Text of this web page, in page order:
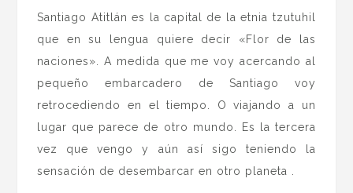
Santiago Atitlán es la capital de la etnia tzutuhil
que en su lengua quiere decir «Flor de las
naciones». A medida que me voy acercando al
pequeño embarcadero de Santiago voy
retrocediendo en el tiempo. O viajando a un
lugar que parece de otro mundo. Es la tercera
vez que vengo y aún así sigo teniendo la
sensación de desembarcar en otro planeta .